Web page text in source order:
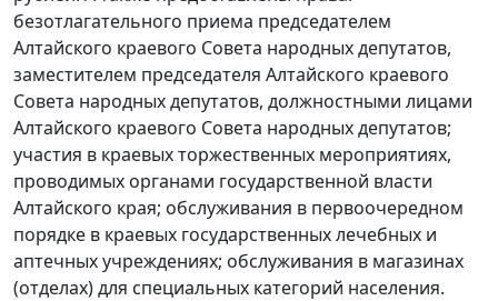
безотлагательного приема председателем
Алтайского краевого Совета народных депутатов,
заместителем председателя Алтайского краевого
Совета народных депутатов, должностными лицами
Алтайского краевого Совета народных депутатов;
участия в краевых торжественных мероприятиях,
проводимых органами государственной власти
Алтайского края; обслуживания в первоочередном
порядке в краевых государственных лечебных и
аптечных учреждениях; обслуживания в магазинах
(отделах) для специальных категорий населения.